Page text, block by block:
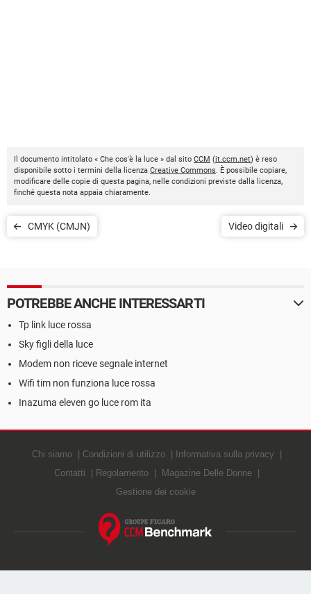
Il documento intitolato « Che cos'è la luce » dal sito CCM (it.ccm.net) è reso
disponibile sotto i termini della licenza Creative Commons. È possibile copiare,
modificare delle copie di questa pagina, nelle condizioni previste dalla licenza,
finché questa nota appaia chiaramente.
CMYK (CMJN) Video digitali
POTREBBE ANCHE INTERESSARTI
Tp link luce rossa
Sky figli della luce
Modem non riceve segnale internet
Wifi tim non funziona luce rossa
Inazuma eleven go luce rom ita
Chi siamo Condizioni di utilizzo
Informativa sulla privacy
Contatti
Regolamento
Magazine Delle Donne
Gestione dei cookie